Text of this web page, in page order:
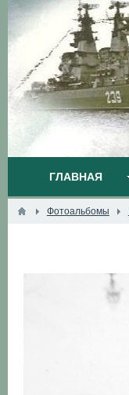
ГЛАВНАЯ
Фотоальбомы